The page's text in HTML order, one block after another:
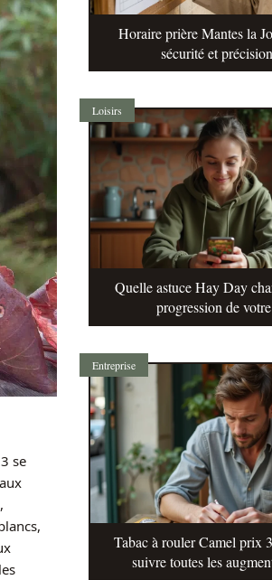
se
Horaire prière Mantes la
sécurité et
Loisirs
Quelle astuce Hay Day
progression de
Entreprise
Tabac à rouler Camel prix
suivre toutes les